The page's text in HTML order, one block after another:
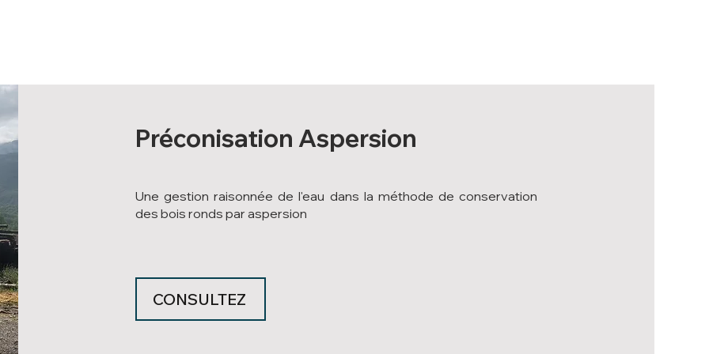
Préconisation Aspersion
Une gestion raisonnée de l'eau dans la méthode de conservation
des bois ronds par aspersion
CONSULTEZ